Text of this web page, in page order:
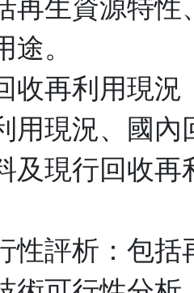
再生資源特性
。
收再利用現況
用現況、國內
及現行回收再
性評析：包括